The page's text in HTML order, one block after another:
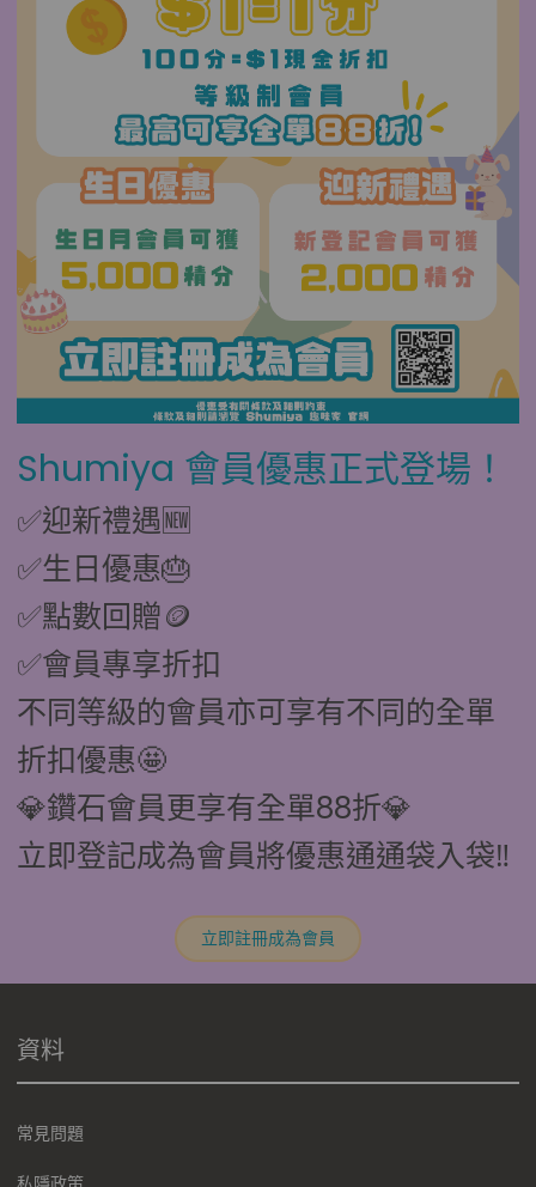
Shumiya 會員優惠正式登場！
✅迎新禮遇🆕
✅生日優惠🎂
✅點數回贈🪙
✅會員專享折扣
不同等級的會員亦可享有不同的全單
折扣優惠🤩
💎鑽石會員更享有全單88折💎
立即登記成為會員將優惠通通袋入袋‼️
立即註冊成為會員
資料
常見問題